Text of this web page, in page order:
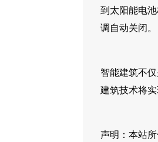
到太阳能电
调自动关闭。
智能建筑不
建筑技术将
声明：本站